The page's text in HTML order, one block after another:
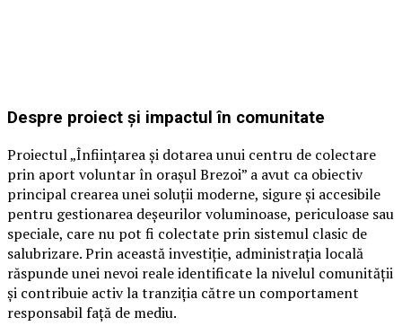
Despre proiect și impactul în comunitate
Proiectul „Înființarea și dotarea unui centru de colectare
prin aport voluntar în orașul Brezoi” a avut ca obiectiv
principal crearea unei soluții moderne, sigure și accesibile
pentru gestionarea deșeurilor voluminoase, periculoase sau
speciale, care nu pot fi colectate prin sistemul clasic de
salubrizare. Prin această investiție, administrația locală
răspunde unei nevoi reale identificate la nivelul comunității
și contribuie activ la tranziția către un comportament
responsabil față de mediu.